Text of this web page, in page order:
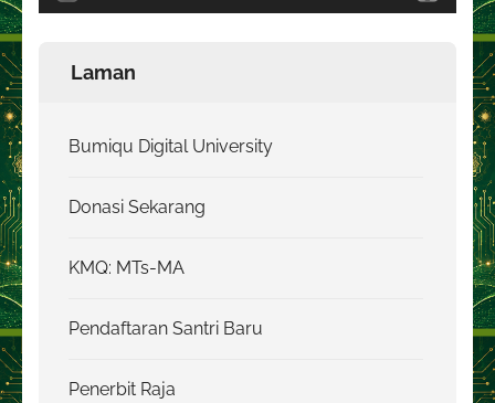
Laman
Bumiqu Digital University
Donasi Sekarang
KMQ: MTs-MA
Pendaftaran Santri Baru
Penerbit Raja